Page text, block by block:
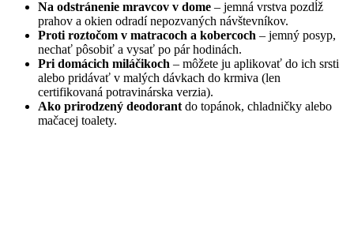
Na odstránenie mravcov v dome – jemná vrstva pozdĺž
prahov a okien odradí nepozvaných návštevníkov.
Proti roztočom v matracoch a kobercoch – jemný posyp,
nechať pôsobiť a vysať po pár hodinách.
Pri domácich miláčikoch – môžete ju aplikovať do ich srsti
alebo pridávať v malých dávkach do krmiva (len
certifikovaná potravinárska verzia).
Ako prirodzený deodorant do topánok, chladničky alebo
mačacej toalety.